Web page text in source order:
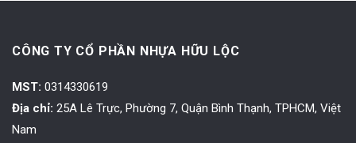
CÔNG TY CỔ PHẦN NHỰA HỮU LỘC
MST: 0314330619
Địa chỉ: 25A Lê Trực, Phường 7, Quận Bình Thạnh, TPHCM, Việt
Nam